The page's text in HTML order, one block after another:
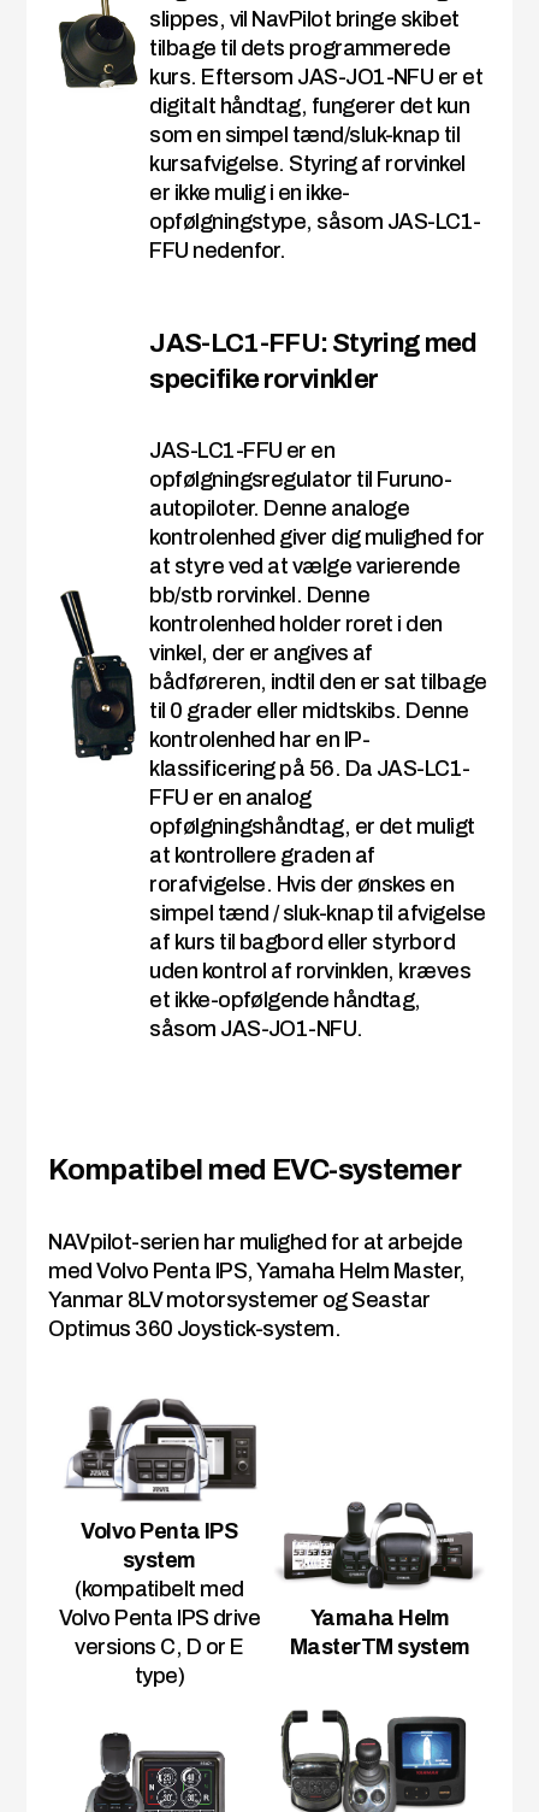
slippes, vil NavPilot bringe skibet
tilbage til dets programmerede
kurs. Eftersom JAS-JO1-NFU er et
digitalt håndtag, fungerer det kun
som en simpel tænd/sluk-knap til
kursafvigelse. Styring af rorvinkel
er ikke mulig i en ikke-
opfølgningstype, såsom JAS-LC1-
FFU nedenfor.
JAS-LC1-FFU: Styring med
specifike rorvinkler
JAS-LC1-FFU er en
opfølgningsregulator til Furuno-
autopiloter. Denne analoge
kontrolenhed giver dig mulighed for
at styre ved at vælge varierende
bb/stb rorvinkel. Denne
kontrolenhed holder roret i den
vinkel, der er angives af
bådføreren, indtil den er sat tilbage
til 0 grader eller midtskibs. Denne
kontrolenhed har en IP-
klassificering på 56. Da JAS-LC1-
FFU er en analog
opfølgningshåndtag, er det muligt
at kontrollere graden af
rorafvigelse. Hvis der ønskes en
simpel tænd / sluk-knap til afvigelse
af kurs til bagbord eller styrbord
uden kontrol af rorvinklen, kræves
et ikke-opfølgende håndtag,
såsom JAS-JO1-NFU.
Kompatibel med EVC-systemer
NAVpilot-serien har mulighed for at arbejde
med Volvo Penta IPS, Yamaha Helm Master,
Yanmar 8LV motorsystemer og Seastar
Optimus 360 Joystick-system.
Volvo Penta IPS
system
(kompatibelt med
Volvo Penta IPS drive
versions C, D or E
type)
Yamaha Helm
MasterTM system